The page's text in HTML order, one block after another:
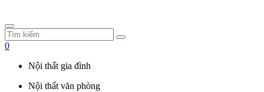
0
Nội thất gia đình
Nội thất văn phòng